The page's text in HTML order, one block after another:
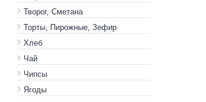
Творог, Сметана
Торты, Пирожные, Зефир
Хлеб
Чай
Чипсы
Ягоды